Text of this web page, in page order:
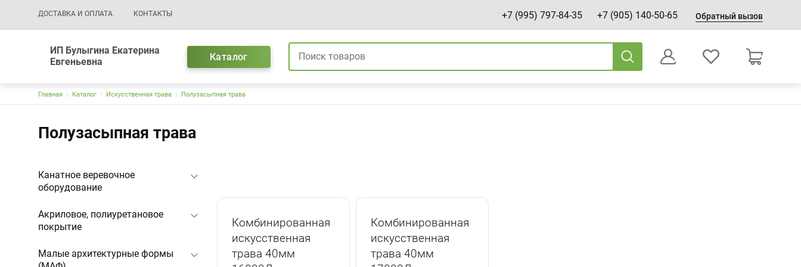
Основная навигация
ДОСТАВКА И ОПЛАТА КОНТАКТЫ +7 (995) 797-84-35 +7 (905) 140-50-65 Обратный вызов
ИП Булыгина Екатерина
Евгеньевна
Каталог
Оформление заказа
Строка навигации
Главная Каталог Искусственная трава Полузасыпная трава
Полузасыпная трава
Канатное веревочное
оборудование
Акриловое, полиуретановое
покрытие
Малые архитектурные формы
Комбинированная
искусственная
трава 40мм
Комбинированная
искусственная
трава 40мм